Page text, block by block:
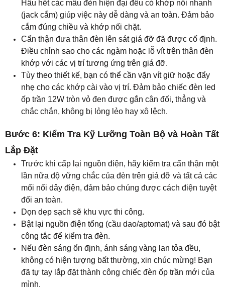
Hầu hết các mẫu đèn hiện đại đều có khớp nối nhanh
(jack cắm) giúp việc này dễ dàng và an toàn. Đảm bảo
cắm đúng chiều và khớp nối chặt.
Cẩn thận đưa thân đèn lên sát giá đỡ đã được cố định.
Điều chỉnh sao cho các ngàm hoặc lỗ vít trên thân đèn
khớp với các vị trí tương ứng trên giá đỡ.
Tùy theo thiết kế, bạn có thể cần vặn vít giữ hoặc đẩy
nhẹ cho các khớp cài vào vị trí. Đảm bảo chiếc đèn led
ốp trần 12W tròn vỏ đen được gắn cân đối, thẳng và
chắc chắn, không bị lỏng lẻo hay xô lệch.
Bước 6: Kiểm Tra Kỹ Lưỡng Toàn Bộ và Hoàn Tất
Lắp Đặt
Trước khi cấp lại nguồn điện, hãy kiểm tra cẩn thận một
lần nữa độ vững chắc của đèn trên giá đỡ và tất cả các
mối nối dây điện, đảm bảo chúng được cách điện tuyệt
đối an toàn.
Dọn dẹp sạch sẽ khu vực thi công.
Bật lại nguồn điện tổng (cầu dao/aptomat) và sau đó bật
công tắc để kiểm tra đèn.
Nếu đèn sáng ổn định, ánh sáng vàng lan tỏa đều,
không có hiện tượng bất thường, xin chúc mừng! Bạn
đã tự tay lắp đặt thành công chiếc đèn ốp trần mới của
mình.